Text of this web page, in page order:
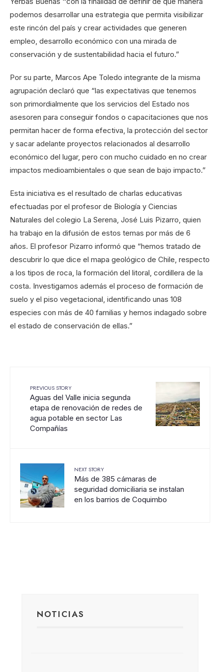
podemos desarrollar una estrategia que permita visibilizar
este rincón del país y crear actividades que generen
empleo, desarrollo económico con una mirada de
conservación y de sustentabilidad hacia el futuro.”
Por su parte, Marcos Ape Toledo integrante de la misma
agrupación declaró que “las expectativas que tenemos
son primordialmente que los servicios del Estado nos
asesoren para conseguir fondos o capacitaciones que nos
permitan hacer de forma efectiva, la protección del sector
y sacar adelante proyectos relacionados al desarrollo
económico del lugar, pero con mucho cuidado en no crear
impactos medioambientales o que sean de bajo impacto.”
Esta iniciativa es el resultado de charlas educativas
efectuadas por el profesor de Biología y Ciencias
Naturales del colegio La Serena, José Luis Pizarro, quien
ha trabajo en la difusión de estos temas por más de 6
años. El profesor Pizarro informó que “hemos tratado de
descubrir lo que dice el mapa geológico de Chile, respecto
a los tipos de roca, la formación del litoral, cordillera de la
costa. Investigamos además el proceso de formación de
suelo y el piso vegetacional, identificando unas 108
especies con más de 40 familias y hemos indagado sobre
el estado de conservación de ellas.”
PREVIOUS STORY
Aguas del Valle inicia segunda
etapa de renovación de redes de
agua potable en sector Las
Compañías
NEXT STORY
Más de 385 cámaras de
seguridad domiciliaria se instalan
en los barrios de Coquimbo
NOTICIAS